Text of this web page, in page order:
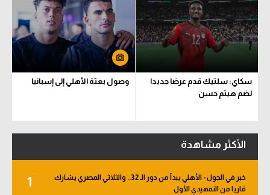
سكاي: سلتيك قدم عرضا جديدا
لضم هيثم حسن
وصول بعثة الأهلي إلى إسبانيا
الأكثر مشاهدة
1
خبر في الجول - الأهلي يبدأ من دور الـ 32.. والثلاثي المصري يشارك
قاريا من التمهيدي الأول